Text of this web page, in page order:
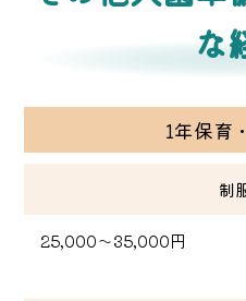
な
1年保育
制
25,000～35,000円